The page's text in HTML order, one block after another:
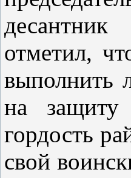
отметил,
выполнить
на
гордость
свой